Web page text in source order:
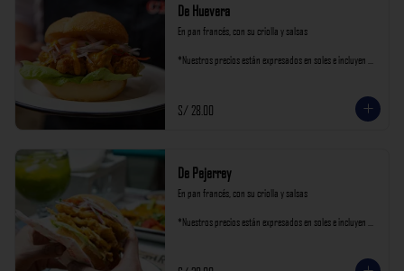
De Huevera
En pan francés, con su criolla y salsas
*Nuestros precios están expresados en soles e incluyen
S/ 28.00
De Pejerrey
En pan francés, con su criolla y salsas
*Nuestros precios están expresados en soles e incluyen